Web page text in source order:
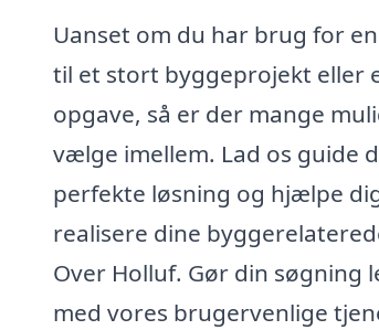
Uanset om du har brug for
til et stort byggeprojekt eller
opgave, så er der mange
vælge imellem. Lad os guide
perfekte løsning og hjælpe
realisere dine
Over Holluf. Gør din søgning
med vores brugervenlige